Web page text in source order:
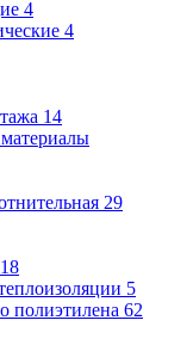
4
4
14
29
18
5
полиэтилена 62